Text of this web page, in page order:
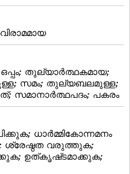
തുല്യാര്‍ത്ഥകമായ;
സമം; തുല്യബലമുള്ള;
സമാനാര്‍ത്ഥപദം; പകരം
ധാര്‍മ്മികോന്നമനം
ശ്രേഷ്ഠത വരുത്തുക;
ഉത്‌കൃഷ്‌ടമാക്കുക;